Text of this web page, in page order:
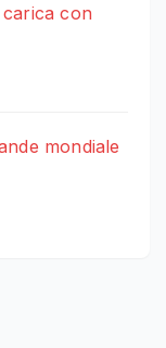
carica con
mondiale